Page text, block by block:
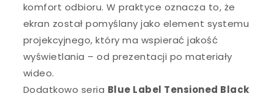
komfort odbioru. W praktyce oznacza to, że
ekran został pomyślany jako element systemu
projekcyjnego, który ma wspierać jakość
wyświetlania – od prezentacji po materiały
wideo.
Dodatkowo seria Blue Label Tensioned Black